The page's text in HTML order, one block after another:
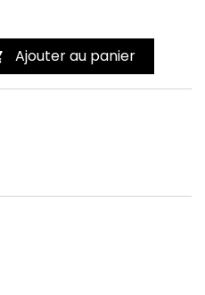
Ajouter au panier